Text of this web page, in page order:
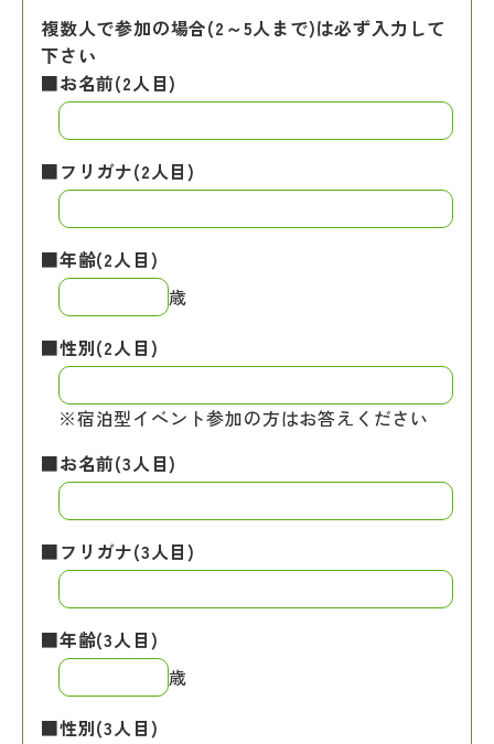
複数人で参加の場合(2～5人まで)は必ず入力して
下さい
■お名前(2人目)
■フリガナ(2人目)
■年齢(2人目)
歳
■性別(2人目)
※宿泊型イベント参加の方はお答えください
■お名前(3人目)
■フリガナ(3人目)
■年齢(3人目)
歳
■性別(3人目)